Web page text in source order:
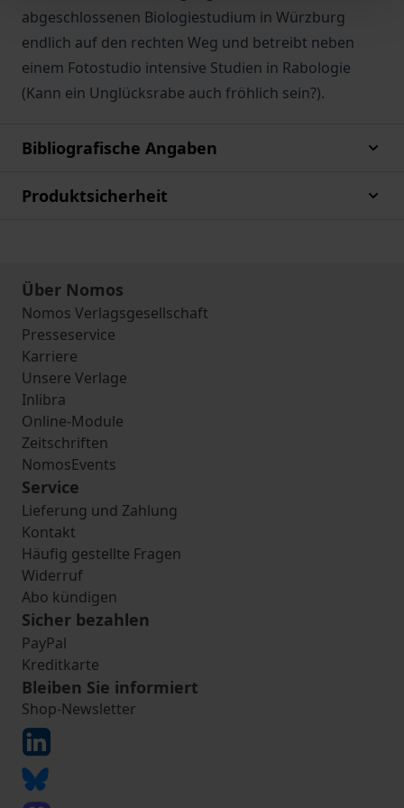
abgeschlossenen Biologiestudium in Würzburg
endlich auf den rechten Weg und betreibt neben
einem Fotostudio intensive Studien in Rabologie
(Kann ein Unglücksrabe auch fröhlich sein?).
Bibliografische Angaben
Produktsicherheit
Über Nomos
Nomos Verlagsgesellschaft
Presseservice
Karriere
Unsere Verlage
Inlibra
Online-Module
Zeitschriften
NomosEvents
Service
Lieferung und Zahlung
Kontakt
Häufig gestellte Fragen
Widerruf
Abo kündigen
Sicher bezahlen
PayPal
Kreditkarte
Bleiben Sie informiert
Shop-Newsletter